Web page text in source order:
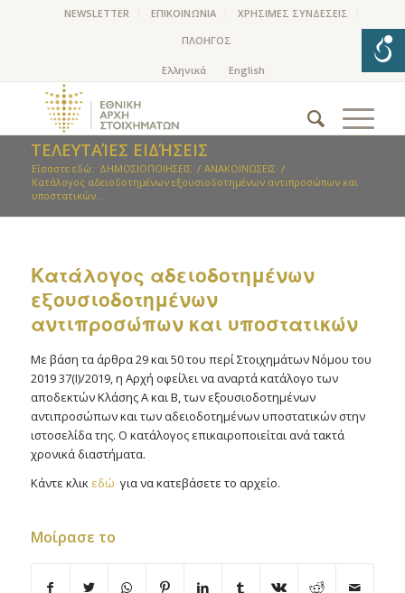
NEWSLETTER ΕΠΙΚΟΙΝΩΝΙΑ
ΧΡΗΣΙΜΕΣ ΣΥΝΔΕΣΕΙΣ
ΠΛΟΗΓΟΣ
ΤΕΛΕΥΤΑΊΕΣ ΕΙΔΉΣΕΙΣ
Είσαστε εδώ: ΔΗΜΟΣΙΟΠΟΙΗΣΕΙΣ / ΑΝΑΚΟΙΝΩΣΕΙΣ /
Kατάλογος αδειοδοτημένων εξουσιοδοτημένων αντιπροσώπων και
υποστατικών...
Kατάλογος αδειοδοτημένων
εξουσιοδοτημένων
αντιπροσώπων και υποστατικών
Με βάση τα άρθρα 29 και 50 του περί Στοιχημάτων Νόμου του
2019 37(Ι)/2019, η Αρχή οφείλει να αναρτά κατάλογο των
αποδεκτών Κλάσης Α και Β, των εξουσιοδοτημένων
αντιπροσώπων και των αδειοδοτημένων υποστατικών στην
ιστοσελίδα της. Ο κατάλογος επικαιροποιείται ανά τακτά
χρονικά διαστήματα.
Κάντε κλικ εδώ για να κατεβάσετε το αρχείο.
Μοίρασε το